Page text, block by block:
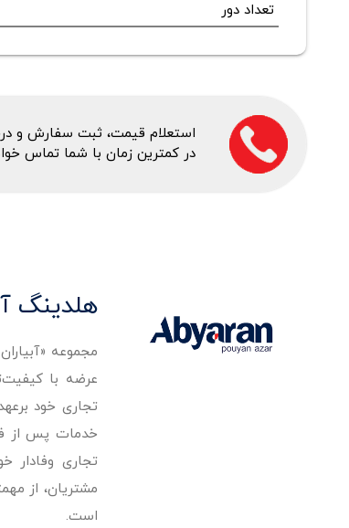
تعداد دور
استعلام قیمت، ثبت سفارش و
در کمترین زمان با شما تماس
هلدینگ
مجموعه
تجاری خود
خدمات پس از
تجاری وفادار
مشتریان، از
است.